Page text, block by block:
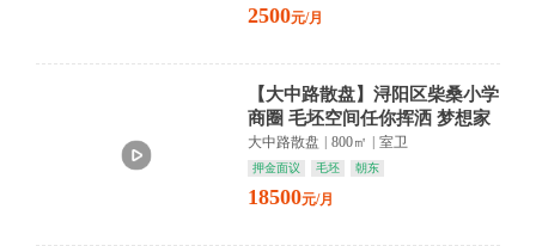
2500元/月
【大中路散盘】浔阳区柴桑小学
商圈 毛坯空间任你挥洒 梦想家
从这里启航
大中路散盘 800㎡ 室卫
押金面议 毛坯 朝东
18500元/月